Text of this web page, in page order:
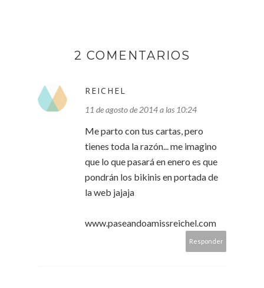
2 COMENTARIOS
REICHEL
11 de agosto de 2014 a las 10:24
Me parto con tus cartas, pero
tienes toda la razón... me imagino
que lo que pasará en enero es que
pondrán los bikinis en portada de
la web jajaja
www.paseandoamissreichel.com
Responder